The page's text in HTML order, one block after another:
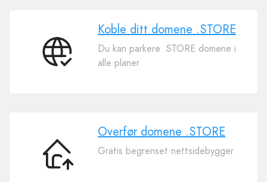
Koble
Koble ditt domene .STORE
Du kan parkere .STORE domene i
alle planer
Overfør
domene
Overfør domene .STORE
Gratis begrenset nettsidebygger